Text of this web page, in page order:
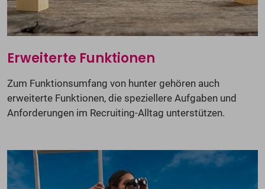
Erweiterte Funktionen
Zum Funktionsumfang von hunter gehören auch
erweiterte Funktionen, die speziellere Aufgaben und
Anforderungen im Recruiting-Alltag unterstützen.